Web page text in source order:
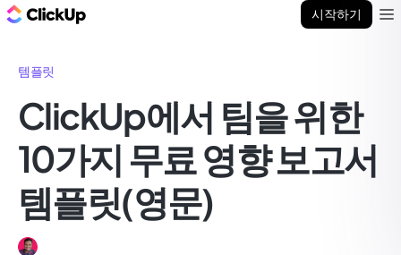
시작하기
템플릿
ClickUp에서 팀을 위한
10가지 무료 영향 보고서
템플릿(영문)